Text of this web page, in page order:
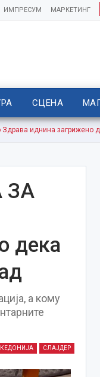
МАРКЕТИНГ
ИМПРЕСУМ
СЦЕНА
иднина загрижено
ЗА
дека
а кому
СЛАЈДЕР